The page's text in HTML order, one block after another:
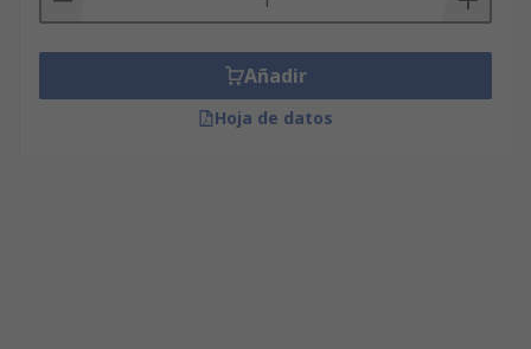
Añadir
Hoja de datos